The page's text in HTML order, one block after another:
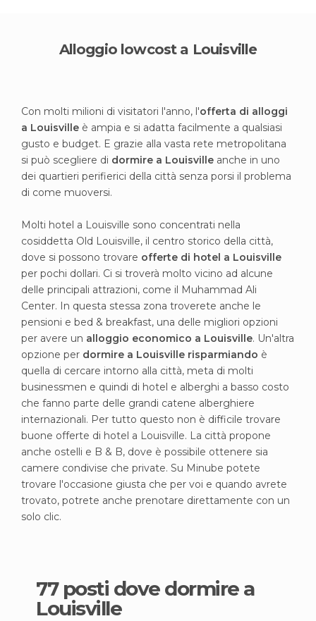
Alloggio lowcost a Louisville
Con molti milioni di visitatori l'anno, l'offerta di alloggi
a Louisville è ampia e si adatta facilmente a qualsiasi
gusto e budget. E grazie alla vasta rete metropolitana
si può scegliere di dormire a Louisville anche in uno
dei quartieri perifierici della città senza porsi il problema
di come muoversi.
Molti hotel a Louisville sono concentrati nella
cosiddetta Old Louisville, il centro storico della città,
dove si possono trovare offerte di hotel a Louisville
per pochi dollari. Ci si troverà molto vicino ad alcune
delle principali attrazioni, come il Muhammad Ali
Center. In questa stessa zona troverete anche le
pensioni e bed & breakfast, una delle migliori opzioni
per avere un alloggio economico a Louisville. Un'altra
opzione per dormire a Louisville risparmiando è
quella di cercare intorno alla città, meta di molti
businessmen e quindi di hotel e alberghi a basso costo
che fanno parte delle grandi catene alberghiere
internazionali. Per tutto questo non è difficile trovare
buone offerte di hotel a Louisville. La città propone
anche ostelli e B & B, dove è possibile ottenere sia
camere condivise che private. Su Minube potete
trovare l'occasione giusta che per voi e quando avrete
trovato, potrete anche prenotare direttamente con un
solo clic.
77 posti dove dormire a
Louisville